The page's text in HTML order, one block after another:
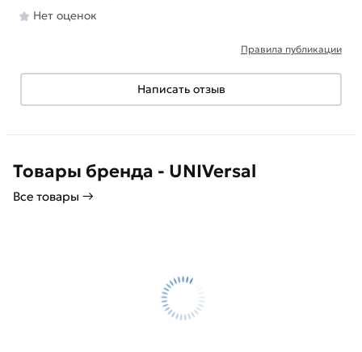
Нет оценок
Правила публикации
Написать отзыв
Товары бренда - UNIVersal
Все товары →